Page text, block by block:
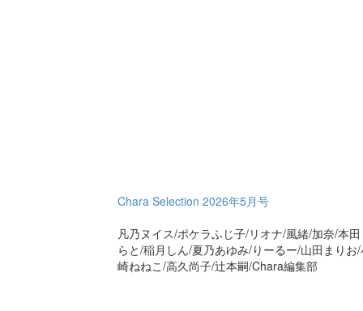
Chara Selection 2026年5月号
凡乃ヌイス/ポケラふじ子/リオナ/風緒/加奈/本
らと/稲月しん/夏乃あゆみ/りーるー/山田まり
崎ねねこ/高久尚子/辻本嗣/Chara編集部